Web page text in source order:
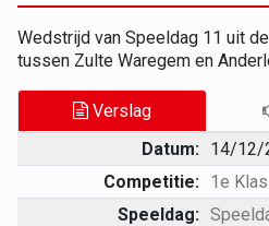
Wedstrijd van Speeldag 11 uit
tussen Zulte Waregem en
Verslag
Datum: 14/12/
Competitie: 1e
Speeldag: